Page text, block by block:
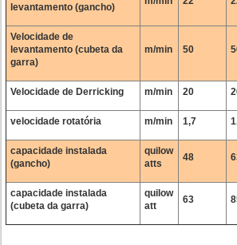
levantamento (gancho)
Velocidade de
levantamento (cubeta da
garra)
m/min 50
Velocidade de Derricking m/min 20
velocidade rotatória m/min 1,7
capacidade instalada
(gancho)
quilow
atts
48
capacidade instalada
(cubeta da garra)
quilow
att
63